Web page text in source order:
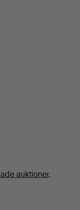
auktioner.